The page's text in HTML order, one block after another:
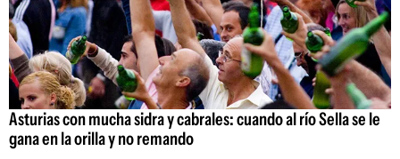
Asturias con mucha sidra y cabrales: cuando al río Sella se le
gana en la orilla y no remando